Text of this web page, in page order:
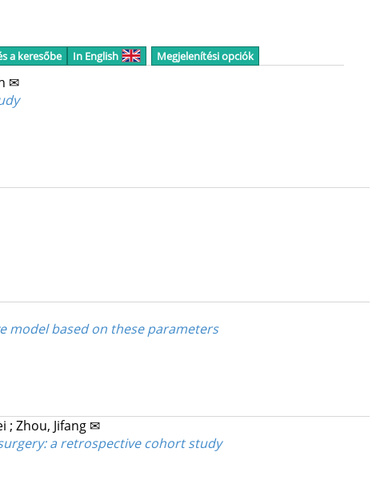
a keresőbe In English Megjelenítési opciók
✉
model based on these parameters
; Zhou, Jifang ✉
a retrospective cohort study